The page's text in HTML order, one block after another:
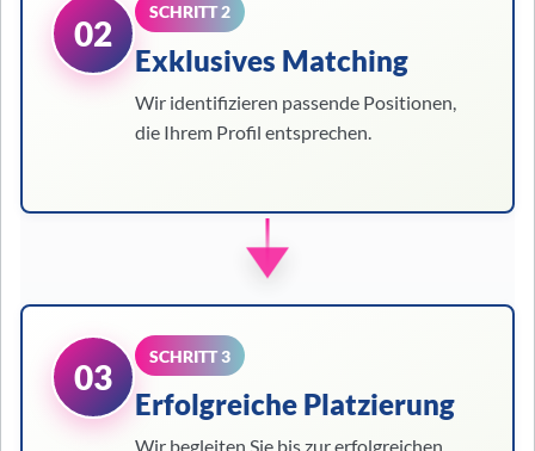
02
SCHRITT 2
Exklusives Matching
Wir identifizieren passende Positionen,
die Ihrem Profil entsprechen.
03
SCHRITT 3
Erfolgreiche Platzierung
Wir begleiten Sie bis zur erfolgreichen